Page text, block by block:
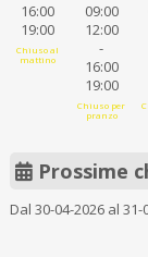
16:00
19:00
Chiuso al
mattino
09:00
12:00
-
16:00
19:00
Chiuso per
pranzo
Prossime
Dal 30-04-2026 al 31-